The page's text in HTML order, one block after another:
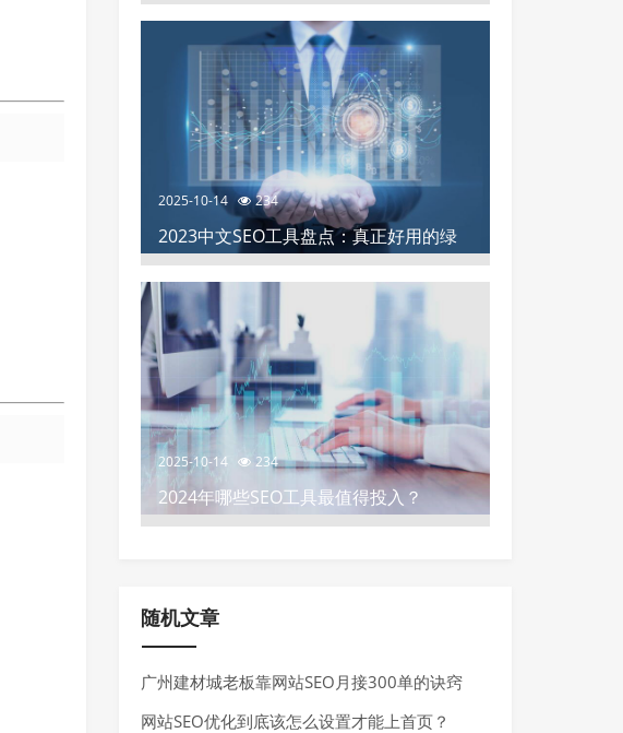
2025-10-14 234
2023中文SEO工具盘点：真正好用的绿
色软件推荐
2025-10-14 234
2024年哪些SEO工具最值得投入？
随机文章
广州建材城老板靠网站SEO月接300单的诀窍
网站SEO优化到底该怎么设置才能上首页？